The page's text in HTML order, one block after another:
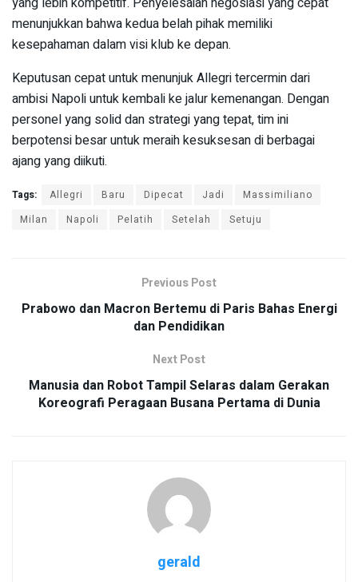
menunjukkan bahwa kedua belah pihak memiliki
kesepahaman dalam visi klub ke depan.
Keputusan cepat untuk menunjuk Allegri tercermin dari
ambisi Napoli untuk kembali ke jalur kemenangan. Dengan
personel yang solid dan strategi yang tepat, tim ini
berpotensi besar untuk meraih kesuksesan di berbagai
ajang yang diikuti.
Tags: Allegri Baru Dipecat Jadi
Massimiliano
Milan
Napoli Pelatih Setelah Setuju
Previous Post
Prabowo dan Macron Bertemu di Paris Bahas Energi
dan Pendidikan
Next Post
Manusia dan Robot Tampil Selaras dalam Gerakan
Koreografi Peragaan Busana Pertama di Dunia
gerald